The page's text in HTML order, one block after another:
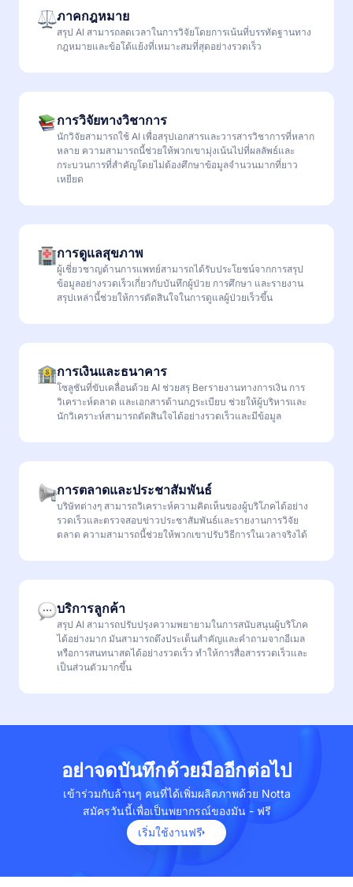
ภาคกฎหมาย
สรุป AI สามารถลดเวลาในการวิจัยโดยการเน้นที่บรรทัดฐานทาง
กฎหมายและข้อโต้แย้งที่เหมาะสมที่สุดอย่างรวดเร็ว
การวิจัยทางวิชาการ
นักวิจัยสามารถใช้ AI เพื่อสรุปเอกสารและวารสารวิชาการที่หลาก
หลาย ความสามารถนี้ช่วยให้พวกเขามุ่งเน้นไปที่ผลลัพธ์และ
กระบวนการที่สำคัญโดยไม่ต้องศึกษาข้อมูลจำนวนมากที่ยาว
เหยียด
การดูแลสุขภาพ
ผู้เชี่ยวชาญด้านการแพทย์สามารถได้รับประโยชน์จากการสรุป
ข้อมูลอย่างรวดเร็วเกี่ยวกับบันทึกผู้ป่วย การศึกษา และรายงาน
สรุปเหล่านี้ช่วยให้การตัดสินใจในการดูแลผู้ป่วยเร็วขึ้น
การเงินและธนาคาร
โซลูชันที่ขับเคลื่อนด้วย AI ช่วยสรุ Berรายงานทางการเงิน การ
วิเคราะห์ตลาด และเอกสารด้านกฎระเบียบ ช่วยให้ผู้บริหารและ
นักวิเคราะห์สามารถตัดสินใจได้อย่างรวดเร็วและมีข้อมูล
การตลาดและประชาสัมพันธ์
บริษัทต่างๆ สามารถวิเคราะห์ความคิดเห็นของผู้บริโภคได้อย่าง
รวดเร็วและตรวจสอบข่าวประชาสัมพันธ์และรายงานการวิจัย
ตลาด ความสามารถนี้ช่วยให้พวกเขาปรับวิธีการในเวลาจริงได้
บริการลูกค้า
สรุป AI สามารถปรับปรุงความพยายามในการสนับสนุนผู้บริโภค
ได้อย่างมาก มันสามารถดึงประเด็นสำคัญและคำถามจากอีเมล
หรือการสนทนาสดได้อย่างรวดเร็ว ทำให้การสื่อสารรวดเร็วและ
เป็นส่วนตัวมากขึ้น
อย่าจดบันทึกด้วยมืออีกต่อไป
เข้าร่วมกับล้านๆ คนที่ได้เพิ่มผลิตภาพด้วย Notta
สมัครวันนี้เพื่อเป็นพยากรณ์ของมัน - ฟรี
เริ่มใช้งานฟรี